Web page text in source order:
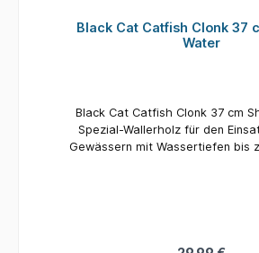
Black Cat Catfish Clonk 37
Water
Black Cat Catfish Clonk 37 cm
Spezial-Wallerholz für den
Gewässern mit Wassertiefen bis